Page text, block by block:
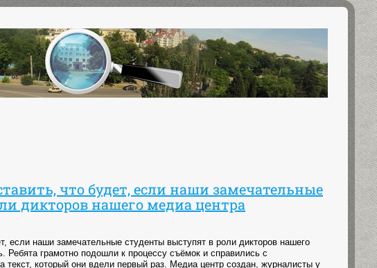
что будет, если наши замечательные
дикторов нашего медиа центра
если наши замечательные студенты выступят в роли дикторов нашего
Ребята грамотно подошли к процессу съёмок и справились с
текст, который они вдели первый раз. Медиа центр создан, журналисты у